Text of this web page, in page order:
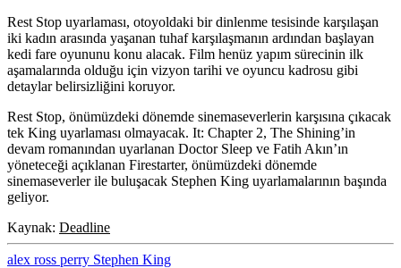
Rest Stop uyarlaması, otoyoldaki bir dinlenme tesisinde karşılaşan
iki kadın arasında yaşanan tuhaf karşılaşmanın ardından başlayan
kedi fare oyununu konu alacak. Film henüz yapım sürecinin ilk
aşamalarında olduğu için vizyon tarihi ve oyuncu kadrosu gibi
detaylar belirsizliğini koruyor.
Rest Stop, önümüzdeki dönemde sinemaseverlerin karşısına çıkacak
tek King uyarlaması olmayacak. It: Chapter 2, The Shining’in
devam romanından uyarlanan Doctor Sleep ve Fatih Akın’ın
yöneteceği açıklanan Firestarter, önümüzdeki dönemde
sinemaseverler ile buluşacak Stephen King uyarlamalarının başında
geliyor.
Kaynak: Deadline
alex ross perry Stephen King